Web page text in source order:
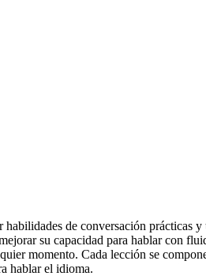
habilidades de conversación prácticas
su capacidad para hablar con
momento. Cada lección se
hablar el idioma.